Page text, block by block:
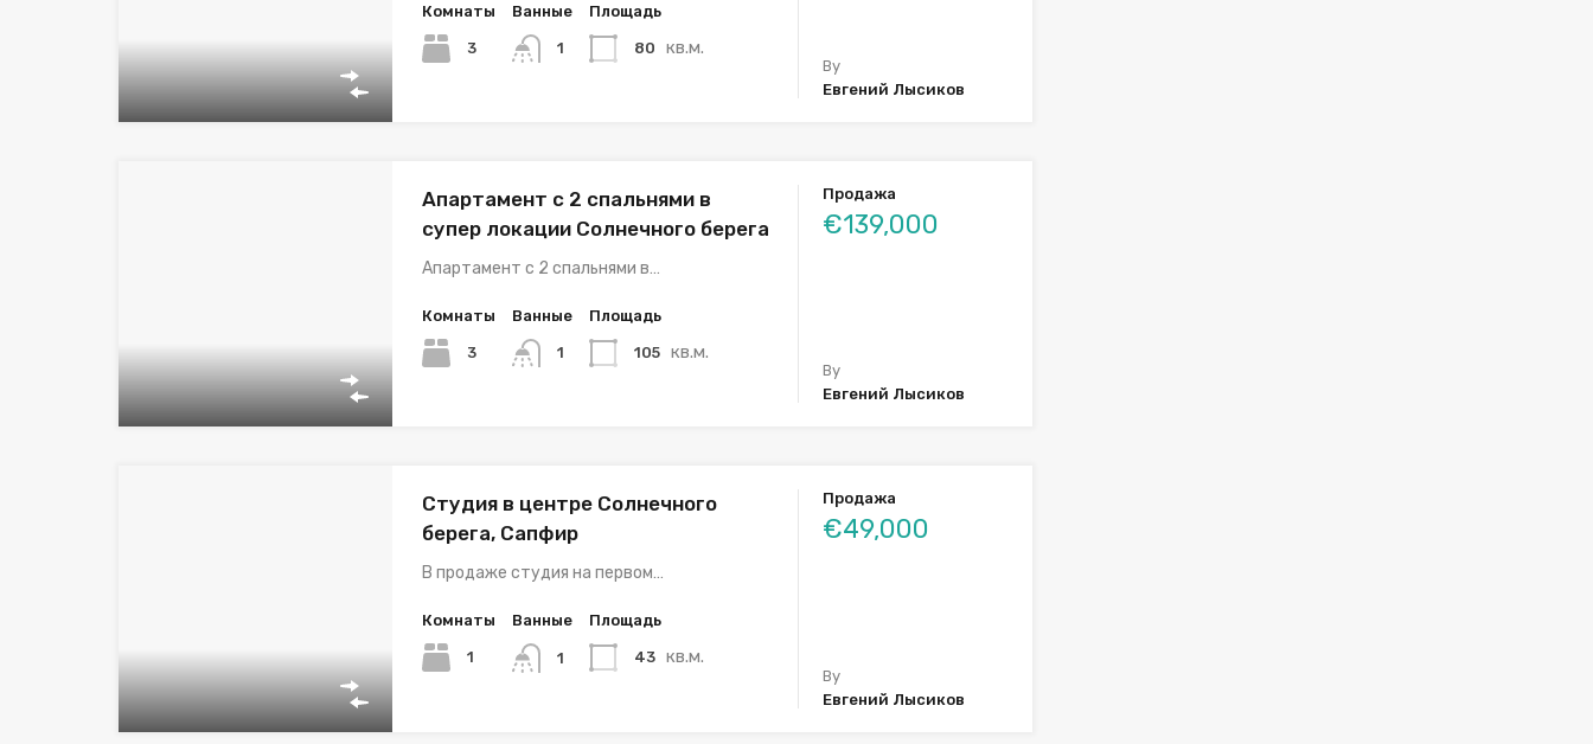
Комнаты
3
Ванные
1
Площадь
80 кв.м.
By
Евгений Лысиков
Апартамент с 2 спальнями в
супер локации Солнечного берега
Апартамент с 2 спальнями в…
Комнаты
3
Ванные
1
Площадь
105 кв.м.
Продажа
€139,000
By
Евгений Лысиков
Студия в центре Солнечного
берега, Сапфир
В продаже студия на первом…
Комнаты
1
Ванные
1
Площадь
43 кв.м.
Продажа
€49,000
By
Евгений Лысиков